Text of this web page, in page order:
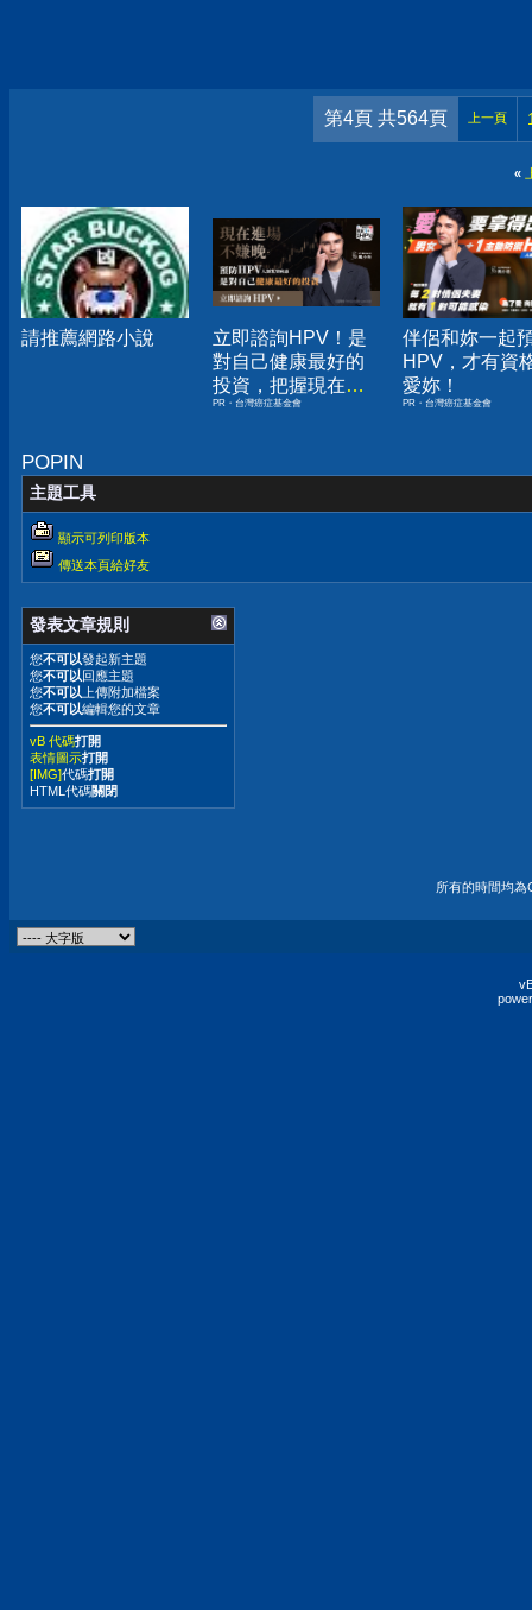
第4頁 共564頁 上一頁
«
請推薦網路小說
立即諮詢HPV！是
對自己健康最好的
投資，把握現在不
嫌晚！
PR・台灣癌症基金會
伴侶和妳一起
HPV，才有資
愛妳！
PR・台灣癌症基金會
POPIN
主題工具
顯示可列印版本
傳送本頁給好友
發表文章規則
您不可以發起新主題
您不可以回應主題
您不可以 上傳附加檔案
您不可以編輯您的文章
vB 代碼打開
表情圖示打開
[IMG]代碼打開
HTML代碼關閉
所有的時間均為